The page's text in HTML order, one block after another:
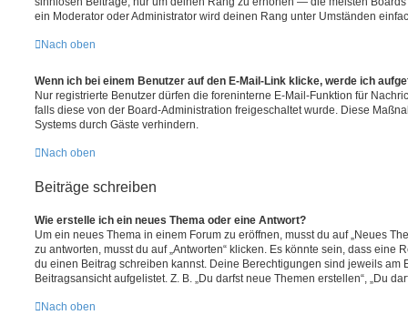
ein Moderator oder Administrator wird deinen Rang unter Umständen
Nach oben
Wenn ich bei einem Benutzer auf den E-Mail-Link klicke, werde ich
Nur registrierte Benutzer dürfen die foreninterne E-Mail-Funktion für
falls diese von der Board-Administration freigeschaltet wurde. Diese
Systems durch Gäste verhindern.
Nach oben
Beiträge schreiben
Wie erstelle ich ein neues Thema oder eine Antwort?
Um ein neues Thema in einem Forum zu eröffnen, musst du auf „Neues
zu antworten, musst du auf „Antworten“ klicken. Es könnte sein, dass eine
du einen Beitrag schreiben kannst. Deine Berechtigungen sind jeweils am
Beitragsansicht aufgelistet. Z. B. „Du darfst neue Themen erstellen“, „Du
Nach oben